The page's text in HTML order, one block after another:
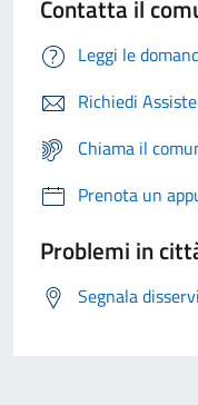
Contatta il
Leggi le
Richiedi
Chiama il
Prenota un
Problemi in
Segnala